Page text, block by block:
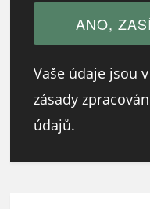
Vaše údaje jsou
zásady
údajů.